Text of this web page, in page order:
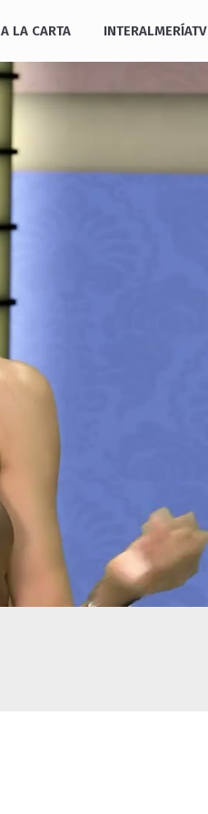
A LA CARTA INTERALMERÍATV